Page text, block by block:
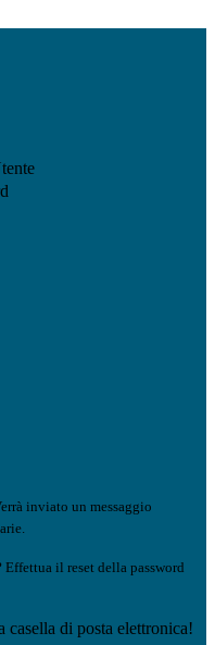
inviato un messaggio
il reset della password
di posta elettronica!